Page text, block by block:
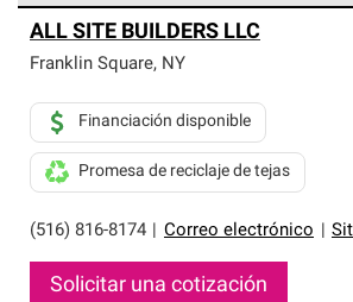
parte de una red exclusiva de
que cumplen con altos estándares y
ALL SITE BUILDERS LLC
Franklin Square, NY
(516) 816-8174 Correo electrónico
Financiación disponible
Promesa de reciclaje de tejas
Solicitar una cotización